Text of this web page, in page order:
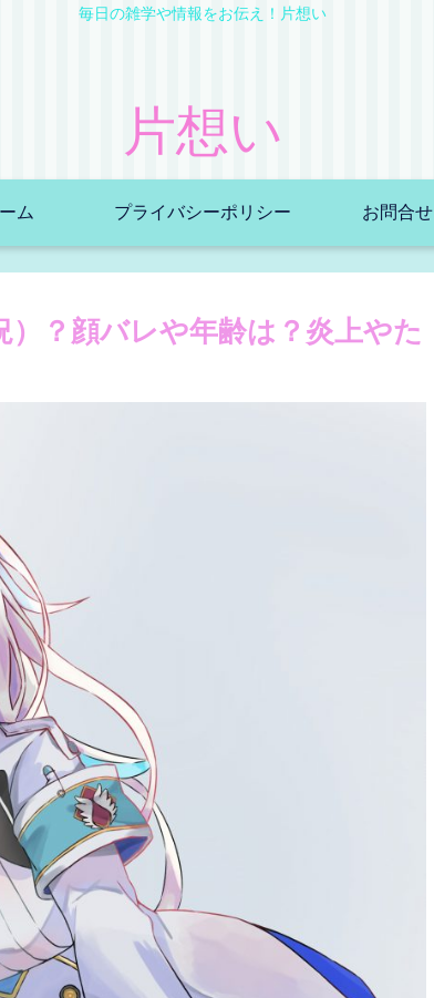
毎日の雑学や情報をお伝え！片想い
片想い
ム プライバシーポリシー お問合せ
？顔バレや年齢は？炎上やた